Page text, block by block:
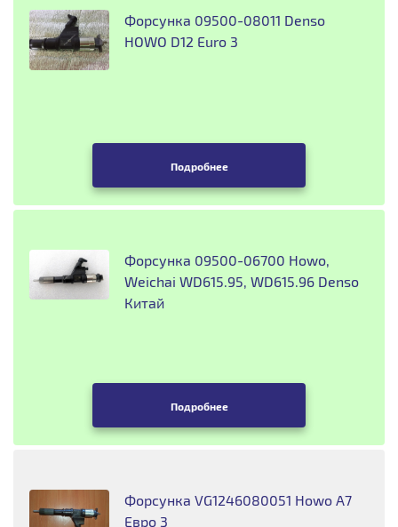
Форсунка 09500-08011 Denso
HOWO D12 Euro 3
Подробнее
Форсунка 09500-06700 Howo,
Weichai WD615.95, WD615.96 Denso
Китай
Подробнее
Форсунка VG1246080051 Howo А7
Евро 3